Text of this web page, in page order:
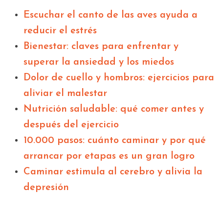
Escuchar el canto de las aves ayuda a
reducir el estrés
Bienestar: claves para enfrentar y
superar la ansiedad y los miedos
Dolor de cuello y hombros: ejercicios para
aliviar el malestar
Nutrición saludable: qué comer antes y
después del ejercicio
10.000 pasos: cuánto caminar y por qué
arrancar por etapas es un gran logro
Caminar estimula al cerebro y alivia la
depresión